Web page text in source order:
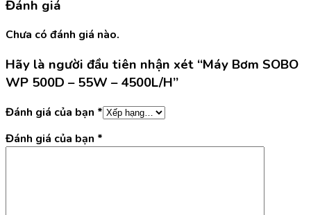
Đánh giá
Chưa có đánh giá nào.
Hãy là người đầu tiên nhận xét “Máy Bơm SOBO
WP 500D – 55W – 4500L/H”
Đánh giá của bạn *
Đánh giá của bạn *